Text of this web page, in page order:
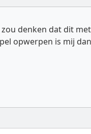
denken dat dit
opwerpen is mij